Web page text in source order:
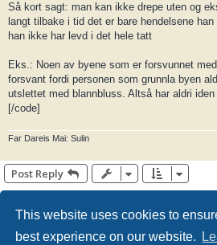
This website uses cookies to
best experience on our website.
Så kort sagt: man kan ikke drepe uten og
langt tilbake i tid det er bare hendelsene
han ikke har levd i det hele tatt
Eks.: Noen av byene som er forsvunnet
forsvant fordi personen som grunnla byen
utslettet med blannbluss. Altså har aldri
[/code]
Far Dareis Mai: Sulin
Post Reply